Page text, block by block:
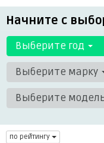
Начните с
Выберите год
Выберите марку
Выберите
по рейтингу